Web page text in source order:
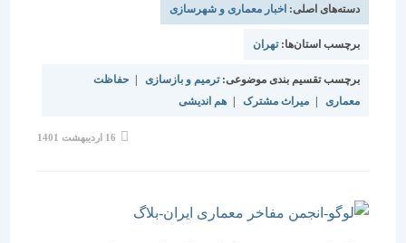
دسته‌های اصلی:اخبار معماری و شهرسازی
برچسب استان‌ها:تهران
برچسب تقسیم بندی موضوعی:ترمیم و بازسازی |
حفاظت
| میراث مشترک | هم اندیشی